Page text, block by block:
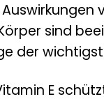
sind
der
E